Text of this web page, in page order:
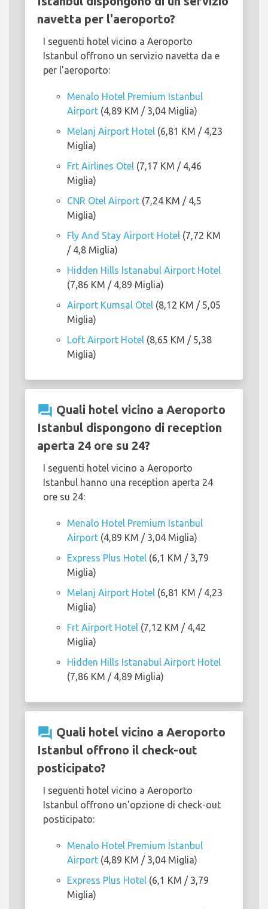
navetta per l'aeroporto?
I seguenti hotel vicino a Aeroporto
Istanbul offrono un servizio navetta da e
per l'aeroporto:
Menalo Hotel Premium Istanbul
Airport (4,89 KM / 3,04 Miglia)
Melanj Airport Hotel (6,81 KM / 4,23
Miglia)
Frt Airlines Otel (7,17 KM / 4,46
Miglia)
CNR Otel Airport (7,24 KM / 4,5
Miglia)
Fly And Stay Airport Hotel (7,72 KM
/ 4,8 Miglia)
Hidden Hills Istanabul Airport Hotel
(7,86 KM / 4,89 Miglia)
Airport Kumsal Otel (8,12 KM / 5,05
Miglia)
Loft Airport Hotel (8,65 KM / 5,38
Miglia)
question_answer Quali hotel vicino a Aeroporto
Istanbul dispongono di reception
aperta 24 ore su 24?
I seguenti hotel vicino a Aeroporto
Istanbul hanno una reception aperta 24
ore su 24:
Menalo Hotel Premium Istanbul
Airport (4,89 KM / 3,04 Miglia)
Express Plus Hotel (6,1 KM / 3,79
Miglia)
Melanj Airport Hotel (6,81 KM / 4,23
Miglia)
Frt Airport Hotel (7,12 KM / 4,42
Miglia)
Hidden Hills Istanabul Airport Hotel
(7,86 KM / 4,89 Miglia)
question_answer Quali hotel vicino a Aeroporto
Istanbul offrono il check-out
posticipato?
I seguenti hotel vicino a Aeroporto
Istanbul offrono un'opzione di check-out
posticipato:
Menalo Hotel Premium Istanbul
Airport (4,89 KM / 3,04 Miglia)
Express Plus Hotel (6,1 KM / 3,79
Miglia)